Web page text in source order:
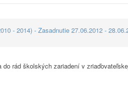
- 2014) - Zasadnutie 27.06.2012 -
rád školských zariadení v